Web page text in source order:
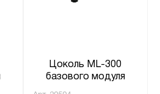
Цоколь ML-300
базового модуля